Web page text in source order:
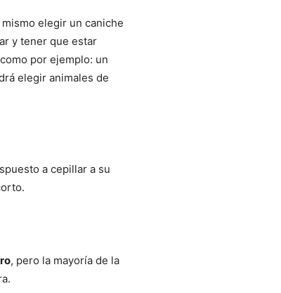
Razaselegir un caniche
y tener que estar
por ejemplo: un
elegir animales de
a cepillar a su
, pero la mayoría de la